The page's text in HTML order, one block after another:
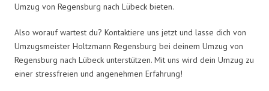
Umzug von Regensburg nach Lübeck bieten.
Also worauf wartest du? Kontaktiere uns jetzt und lasse dich von
Umzugsmeister Holtzmann Regensburg bei deinem Umzug von
Regensburg nach Lübeck unterstützen. Mit uns wird dein Umzug zu
einer stressfreien und angenehmen Erfahrung!